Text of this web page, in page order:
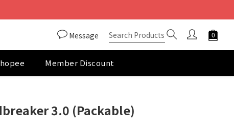
Message
Member Discount
3.0 (Packable)